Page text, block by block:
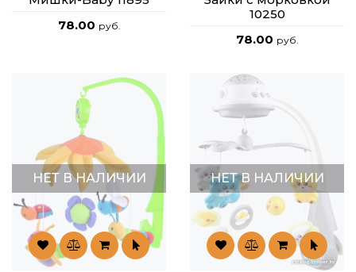
78.00 руб.
10250
78.00 руб.
НЕТ В НАЛИЧИИ НЕТ В НАЛИЧИИ